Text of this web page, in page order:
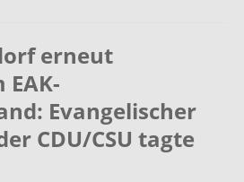
erneut
Evangelischer
CDU/CSU tagte